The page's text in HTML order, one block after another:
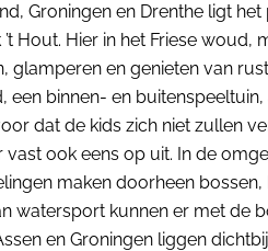
Groningen en Drenthe ligt
Hout. Hier in het Friese woud,
glamperen en genieten van
binnen- en buitenspeeltuin,
dat de kids zich niet zullen
vast ook eens op uit. In de
maken doorheen
watersport kunnen er met de
en Groningen liggen